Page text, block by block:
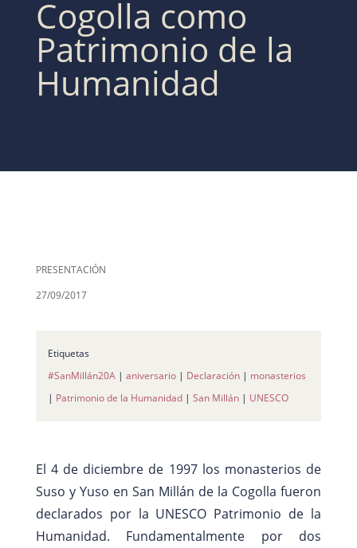
Cogolla como
Patrimonio de la
Humanidad
PRESENTACIÓN
27/09/2017
Etiquetas
#SanMillán20A| aniversario| Declaración| monasterios
| Patrimonio de la Humanidad| San Millán| UNESCO
El 4 de diciembre de 1997 los monasterios de
Suso y Yuso en San Millán de la Cogolla fueron
declarados por la UNESCO Patrimonio de la
Humanidad. Fundamentalmente por dos